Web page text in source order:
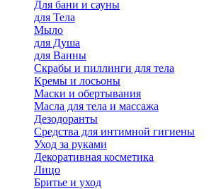
Для бани и сауны
для Тела
Мыло
для Душа
для Ванны
Скрабы и пиллинги для тела
Кремы и лосьоны
Маски и обертывания
Масла для тела и массажа
Дезодоранты
Средства для интимной гигиены
Уход за руками
Декоративная косметика
Лицо
Бритье и уход